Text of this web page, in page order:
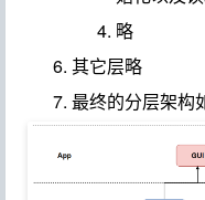
略
其它层略
最终的分层架构